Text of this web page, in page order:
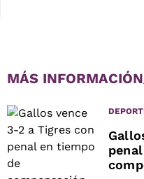
MÁS INFORMACIÓN